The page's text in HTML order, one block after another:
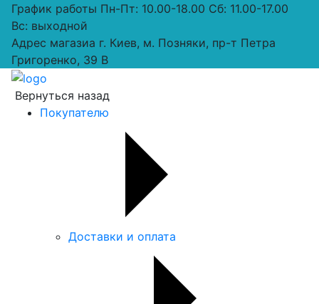
График работы Пн-Пт: 10.00-18.00 Сб: 11.00-17.00
Вс: выходной
Адрес магазиа г. Киев, м. Позняки, пр-т Петра
Григоренко, 39 В
Вернуться назад
Покупателю
Доставки и оплата